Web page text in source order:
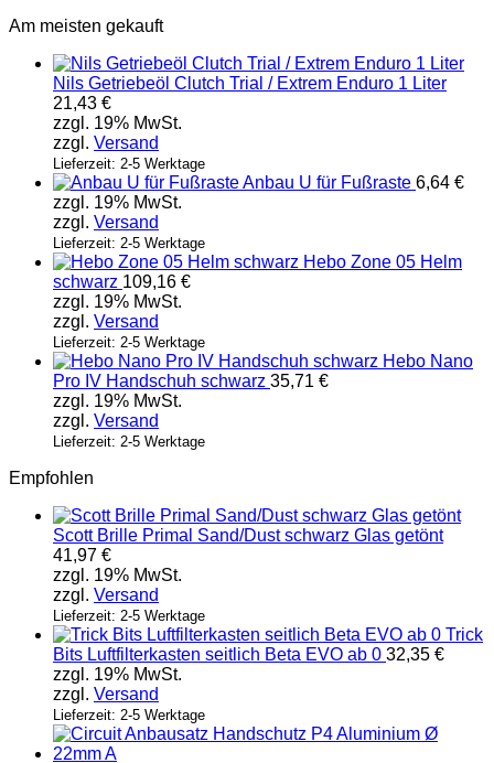
Am meisten gekauft
Nils Getriebeöl Clutch Trial / Extrem Enduro 1 Liter
21,43 €
zzgl. 19% MwSt.
zzgl. Versand
Lieferzeit: 2-5 Werktage
Anbau U für Fußraste 6,64 €
zzgl. 19% MwSt.
zzgl. Versand
Lieferzeit: 2-5 Werktage
Hebo Zone 05 Helm
schwarz 109,16 €
zzgl. 19% MwSt.
zzgl. Versand
Lieferzeit: 2-5 Werktage
Hebo Nano
Pro IV Handschuh schwarz 35,71 €
zzgl. 19% MwSt.
zzgl. Versand
Lieferzeit: 2-5 Werktage
Empfohlen
Scott Brille Primal Sand/Dust schwarz Glas getönt
41,97 €
zzgl. 19% MwSt.
zzgl. Versand
Lieferzeit: 2-5 Werktage
Trick
Bits Luftfilterkasten seitlich Beta EVO ab 0 32,35 €
zzgl. 19% MwSt.
zzgl. Versand
Lieferzeit: 2-5 Werktage